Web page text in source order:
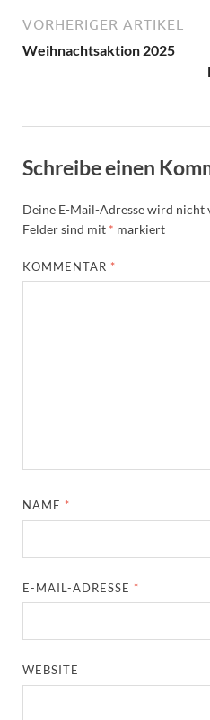
VORHERIGER ARTIKEL
Weihnachtsaktion 2025
Schreibe einen
Deine E-Mail-Adresse wird
Felder sind mit * markiert
KOMMENTAR *
NAME *
E-MAIL-ADRESSE *
WEBSITE